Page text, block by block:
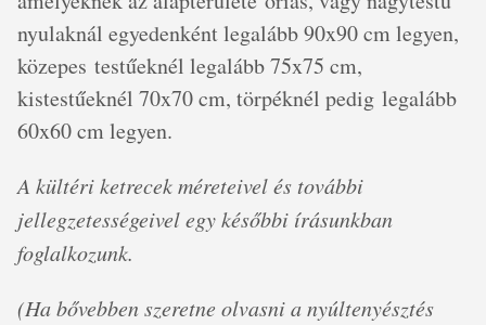
nyulaknál egyedenként legalább 90x90 cm legyen,
közepes testűeknél legalább 75x75 cm,
kistestűeknél 70x70 cm, törpéknél pedig legalább
60x60 cm legyen.
A kültéri ketrecek méreteivel és további
jellegzetességeivel egy későbbi írásunkban
foglalkozunk.
(Ha bővebben szeretne olvasni a nyúltenyésztés